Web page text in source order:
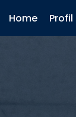
Home Profil